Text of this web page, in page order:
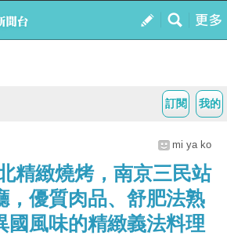
我的
訂閱
mi ya ko
精緻燒烤，南京三民站
，優質肉品、舒肥法熟
國風味的精緻義法料理